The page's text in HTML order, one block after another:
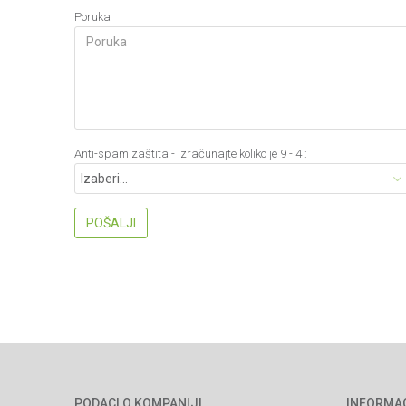
Poruka
Anti-spam zaštita - izračunajte koliko je 9 - 4 :
POŠALJI